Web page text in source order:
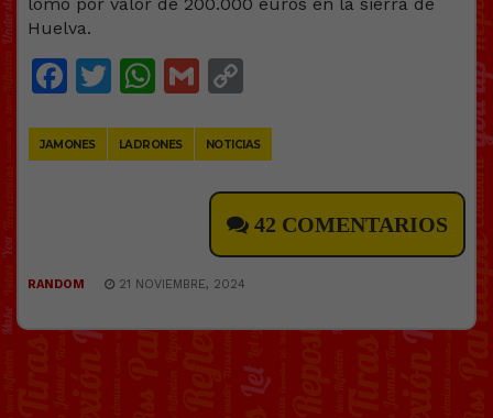
Facebook
Twitter
WhatsApp
Gmail
JAMONES LADRONES NOTICIAS
42 COMENTARIOS
RANDOM 21 NOVIEMBRE, 2024